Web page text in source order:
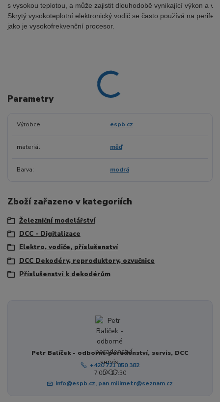
s vysokou teplotou, a může zajistit dlouhodobě vynikající výkon a
Skrytý vysokoteplotní elektronický vodič se často používá na
jako je vysokofrekvenční procesor.
Parametry
Výrobce espb.cz
materiál měď
Barva modrá
Zboží zařazeno v kategoriích
Železniční modelářství
DCC - Digitalizace
Elektro, vodiče, příslušenství
DCC Dekodéry, reproduktory, ozvučnice
Příslušenství k dekodérům
Petr Balíček - odborné poradenství, servis, DCC
+420 721 050 382
7:00 - 17:30
info@espb.cz, pan.milimetr@seznam.cz